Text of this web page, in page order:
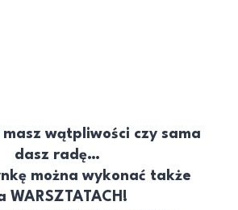
wątpliwości czy sama
dasz radę…
można wykonać także
WARSZTATACH!